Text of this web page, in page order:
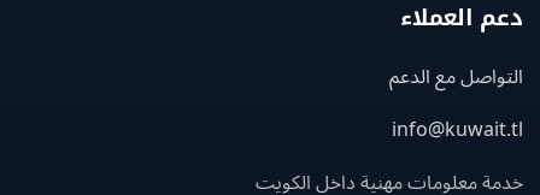
العملاء
مع الدعم
معلومات مهنية داخل الكويت